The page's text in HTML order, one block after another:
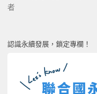
者
認識永續發展，鎖定專欄！